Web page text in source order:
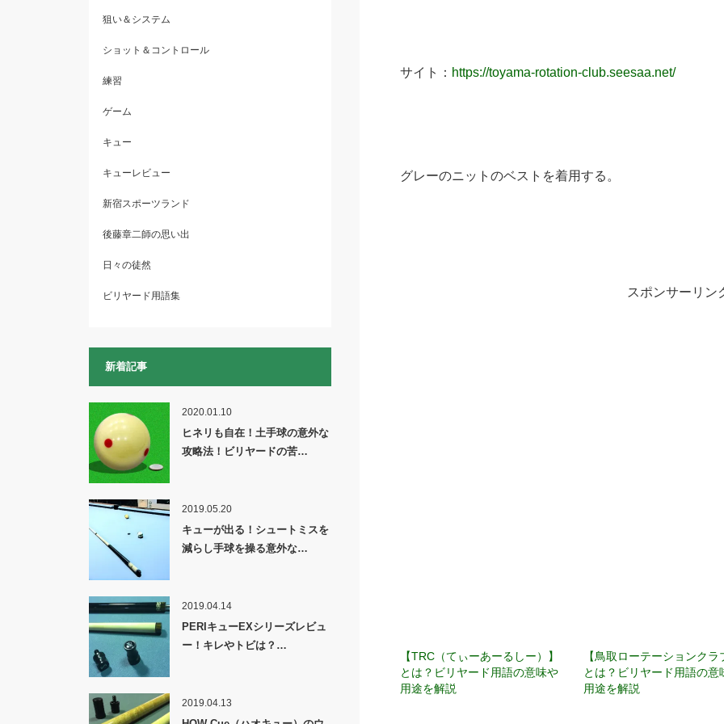
サイト： https://toyama-rotation-club.seesaa.net/
グレーのニットのベストを着用する。
スポンサーリン
【TRC（てぃーあーるしー）】
とは？ビリヤード用語の意味や
用途を解説
【鳥取ローテーションクラ
とは？ビリヤード用語の意
用途を解説
狙い＆システム
ショット＆コントロール
練習
ゲーム
キュー
キューレビュー
新宿スポーツランド
後藤章二師の思い出
日々の徒然
ビリヤード用語集
新着記事
2020.01.10
ヒネリも自在！土手球の意外な
攻略法！ビリヤードの苦…
2019.05.20
キューが出る！シュートミスを
減らし手球を操る意外な…
2019.04.14
PERIキューEXシリーズレビュ
ー！キレやトビは？…
2019.04.13